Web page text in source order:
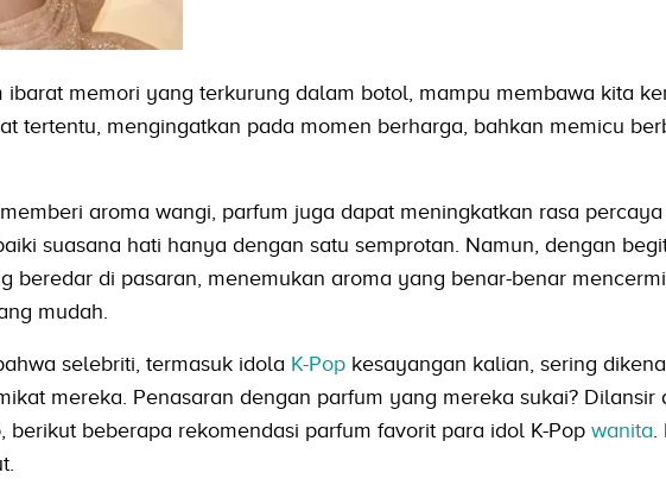
ibarat memori yang terkurung dalam botol, mampu membawa kita
tertentu, mengingatkan pada momen berharga, bahkan memicu
aroma wangi, parfum juga dapat meningkatkan rasa percaya
suasana hati hanya dengan satu semprotan. Namun, dengan
beredar di pasaran, menemukan aroma yang benar-benar
mudah.
selebriti, termasuk idola K-Popkesayangan kalian, sering
mereka. Penasaran dengan parfum yang mereka sukai? Dilansir
berikut beberapa rekomendasi parfum favorit para idol K-Pop wanita.